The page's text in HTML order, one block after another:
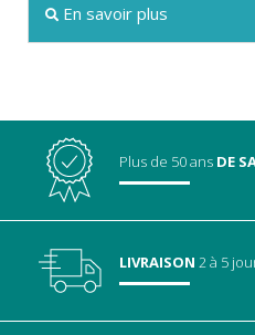
En savoir plus
Plus de 50 ans DE
LIVRAISON 2 à 5